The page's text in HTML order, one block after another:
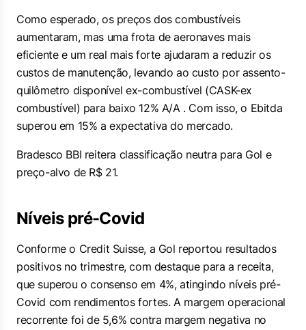
Como esperado, os preços dos combustíveis
aumentaram, mas uma frota de aeronaves mais
eficiente e um real mais forte ajudaram a reduzir os
custos de manutenção, levando ao custo por assento-
quilômetro disponível ex-combustível (CASK-ex
combustível) para baixo 12% A/A . Com isso, o Ebitda
superou em 15% a expectativa do mercado.
Bradesco BBI reitera classificação neutra para Gol e
preço-alvo de R$ 21.
Níveis pré-Covid
Conforme o Credit Suisse, a Gol reportou resultados
positivos no trimestre, com destaque para a receita,
que superou o consenso em 4%, atingindo níveis pré-
Covid com rendimentos fortes. A margem operacional
recorrente foi de 5,6% contra margem negativa no